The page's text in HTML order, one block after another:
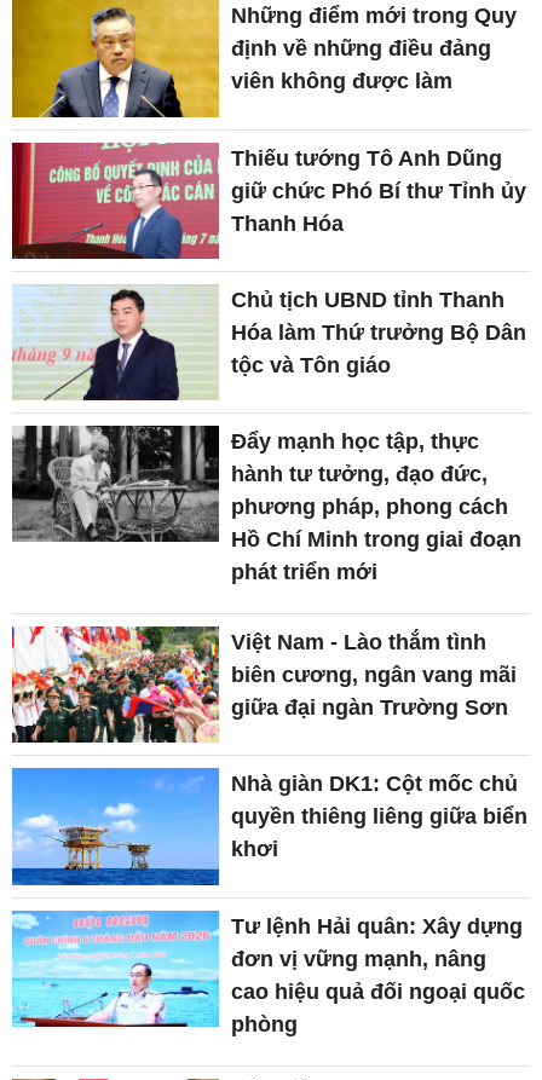
Những điểm mới trong Quy
định về những điều đảng
viên không được làm
Thiếu tướng Tô Anh Dũng
giữ chức Phó Bí thư Tỉnh ủy
Thanh Hóa
Chủ tịch UBND tỉnh Thanh
Hóa làm Thứ trưởng Bộ Dân
tộc và Tôn giáo
Đẩy mạnh học tập, thực
hành tư tưởng, đạo đức,
phương pháp, phong cách
Hồ Chí Minh trong giai đoạn
phát triển mới
Việt Nam - Lào thắm tình
biên cương, ngân vang mãi
giữa đại ngàn Trường Sơn
Nhà giàn DK1: Cột mốc chủ
quyền thiêng liêng giữa biển
khơi
Tư lệnh Hải quân: Xây dựng
đơn vị vững mạnh, nâng
cao hiệu quả đối ngoại quốc
phòng